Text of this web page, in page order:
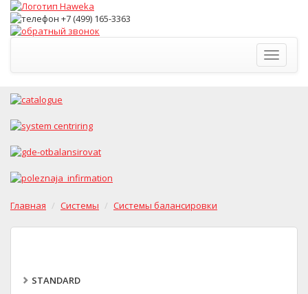
Toggle
Главная Системы Системы балансировки
STANDARD